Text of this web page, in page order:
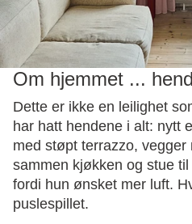
Om hjemmet ...
Dette er ikke en leilighet
har hatt hendene i alt: nytt
med støpt terrazzo, vegger
sammen kjøkken og stue
fordi hun ønsket mer luft.
puslespillet.